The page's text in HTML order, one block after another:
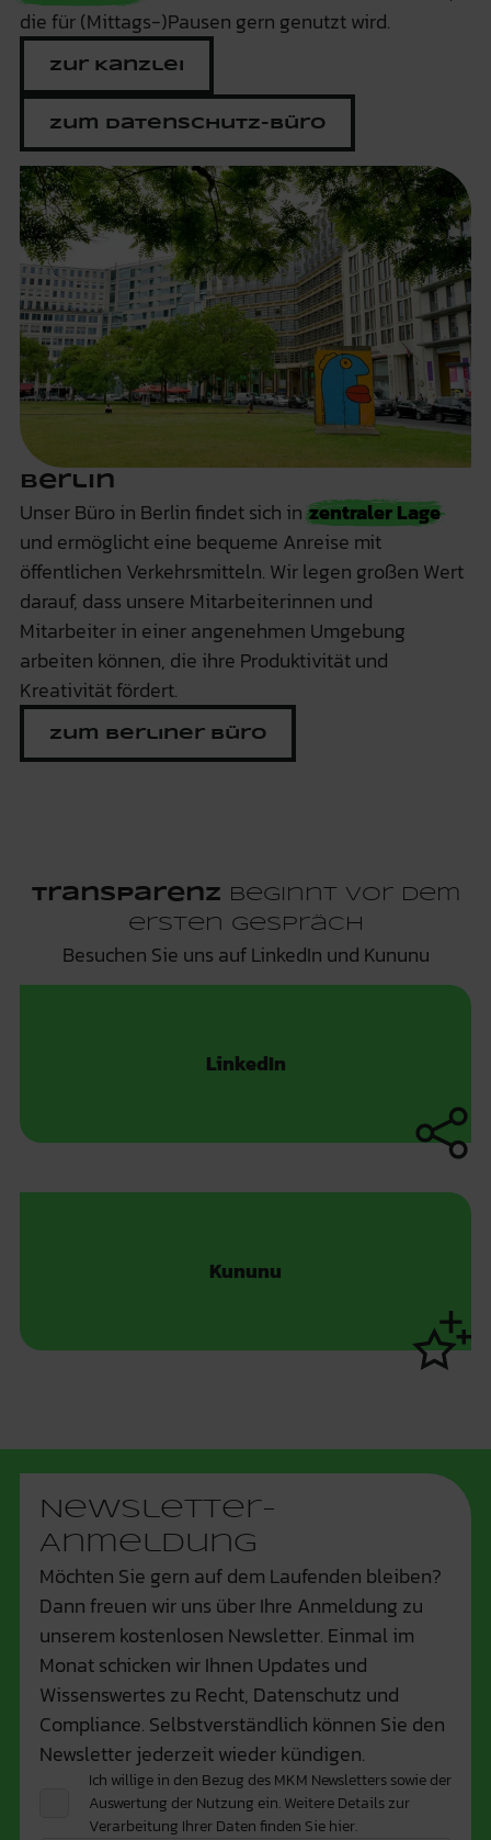
die für (Mittags-)Pausen gern genutzt wird.
Zur Kanzlei
Zum Datenschutz-Büro
Berlin
Unser Büro in Berlin findet sich inzentraler Lage
und ermöglicht eine bequeme Anreise mit
öffentlichen Verkehrsmitteln. Wir legen großen Wert
darauf, dass unsere Mitarbeiterinnen und
Mitarbeiter in einer angenehmen Umgebung
arbeiten können, die ihre Produktivität und
Kreativität fördert.
Zum Berliner Büro
Transparenz beginnt vor dem
ersten Gespräch
Besuchen Sie uns auf LinkedIn und Kununu
LinkedIn
Kununu
Newsletter-
Anmeldung
Möchten Sie gern auf dem Laufenden bleiben?
Dann freuen wir uns über Ihre Anmeldung zu
unserem kostenlosen Newsletter. Einmal im
Monat schicken wir Ihnen Updates und
Wissenswertes zu Recht, Datenschutz und
Compliance. Selbstverständlich können Sie den
Newsletter jederzeit wieder kündigen.
Ich willige in den Bezug des MKM Newsletters sowie der
Auswertung der Nutzung ein. Weitere Details zur
Verarbeitung Ihrer Daten finden Siehier.